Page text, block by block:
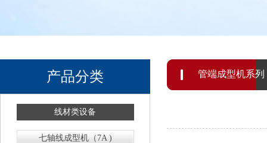
产品分类
线材类设备
七轴线成型机（7A )
管端成型机系